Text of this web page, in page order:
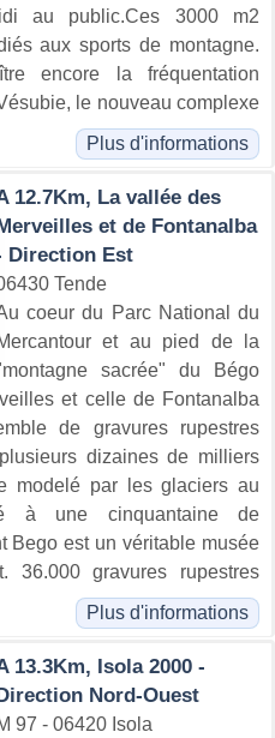
au public.Ces 3000 m2
aux sports de montagne.
encore la fréquentation
le nouveau complexe
Plus d'informations
12.7Km, La vallée des
Merveilles et de Fontanalba
Direction Est
Tende
coeur du Parc National du
et au pied de la
sacrée" du Bégo
et celle de Fontanalba
de gravures rupestres
dizaines de milliers
modelé par les glaciers au
à une cinquantaine de
Bego est un véritable musée
36.000 gravures rupestres
Plus d'informations
13.3Km, Isola 2000 -
Direction Nord-Ouest
97 - 06420 Isola